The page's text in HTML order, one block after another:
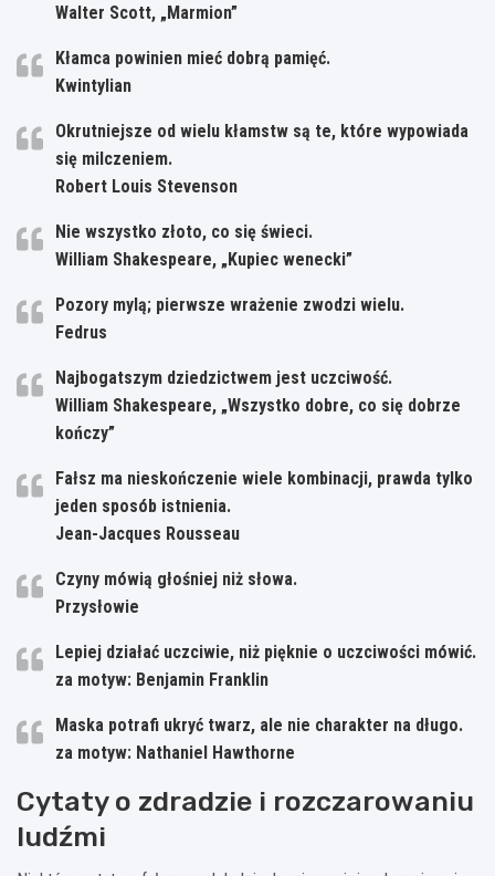
Walter Scott, „Marmion”
Kłamca powinien mieć dobrą pamięć.
Kwintylian
Okrutniejsze od wielu kłamstw są te, które wypowiada
się milczeniem.
Robert Louis Stevenson
Nie wszystko złoto, co się świeci.
William Shakespeare, „Kupiec wenecki”
Pozory mylą; pierwsze wrażenie zwodzi wielu.
Fedrus
Najbogatszym dziedzictwem jest uczciwość.
William Shakespeare, „Wszystko dobre, co się dobrze
kończy”
Fałsz ma nieskończenie wiele kombinacji, prawda tylko
jeden sposób istnienia.
Jean-Jacques Rousseau
Czyny mówią głośniej niż słowa.
Przysłowie
Lepiej działać uczciwie, niż pięknie o uczciwości mówić.
za motyw: Benjamin Franklin
Maska potrafi ukryć twarz, ale nie charakter na długo.
za motyw: Nathaniel Hawthorne
Cytaty o zdradzie i rozczarowaniu
ludźmi